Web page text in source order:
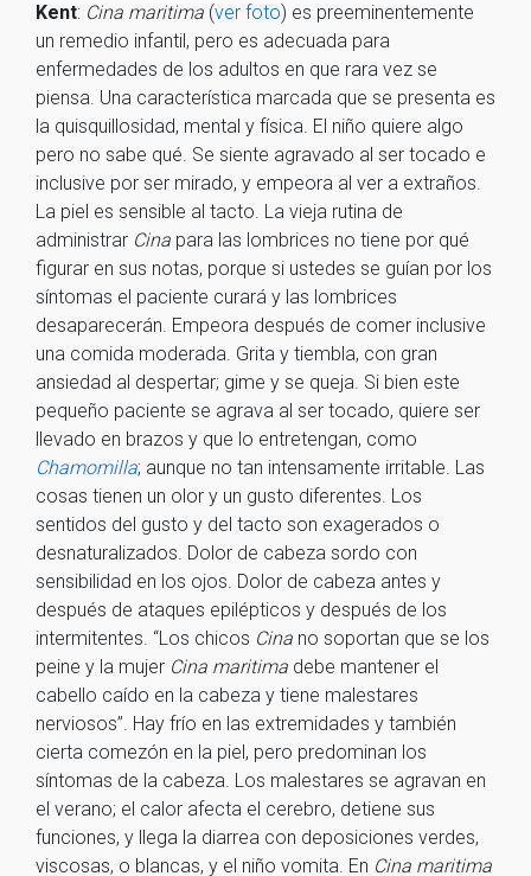
Kent: Cina maritima (ver foto) es preeminentemente
un remedio infantil, pero es adecuada para
enfermedades de los adultos en que rara vez se
piensa. Una característica marcada que se presenta es
la quisquillosidad, mental y física. El niño quiere algo
pero no sabe qué. Se siente agravado al ser tocado e
inclusive por ser mirado, y empeora al ver a extraños.
La piel es sensible al tacto. La vieja rutina de
administrar Cina para las lombrices no tiene por qué
figurar en sus notas, porque si ustedes se guían por los
síntomas el paciente curará y las lombrices
desaparecerán. Empeora después de comer inclusive
una comida moderada. Grita y tiembla, con gran
ansiedad al despertar; gime y se queja. Si bien este
pequeño paciente se agrava al ser tocado, quiere ser
llevado en brazos y que lo entretengan, como
Chamomilla; aunque no tan intensamente irritable. Las
cosas tienen un olor y un gusto diferentes. Los
sentidos del gusto y del tacto son exagerados o
desnaturalizados. Dolor de cabeza sordo con
sensibilidad en los ojos. Dolor de cabeza antes y
después de ataques epilépticos y después de los
intermitentes. “Los chicos Cina no soportan que se los
peine y la mujer Cina maritima debe mantener el
cabello caído en la cabeza y tiene malestares
nerviosos”. Hay frío en las extremidades y también
cierta comezón en la piel, pero predominan los
síntomas de la cabeza. Los malestares se agravan en
el verano; el calor afecta el cerebro, detiene sus
funciones, y llega la diarrea con deposiciones verdes,
viscosas, o blancas, y el niño vomita. En Cina maritima